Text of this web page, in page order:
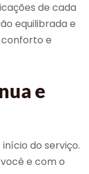
de cada
equilibrada e
e
e
do serviço.
e com o